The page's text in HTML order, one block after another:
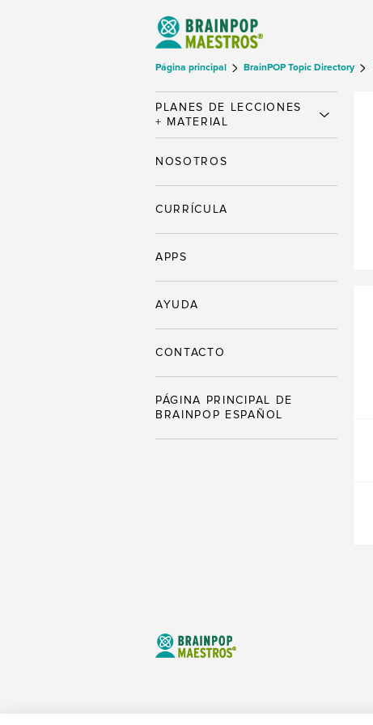
Página principal BrainPOP Topic Directory
PLANES DE LECCIONES
+ MATERIAL
NOSOTROS
CURRÍCULA
APPS
AYUDA
CONTACTO
PÁGINA PRINCIPAL DE
BRAINPOP ESPAÑOL